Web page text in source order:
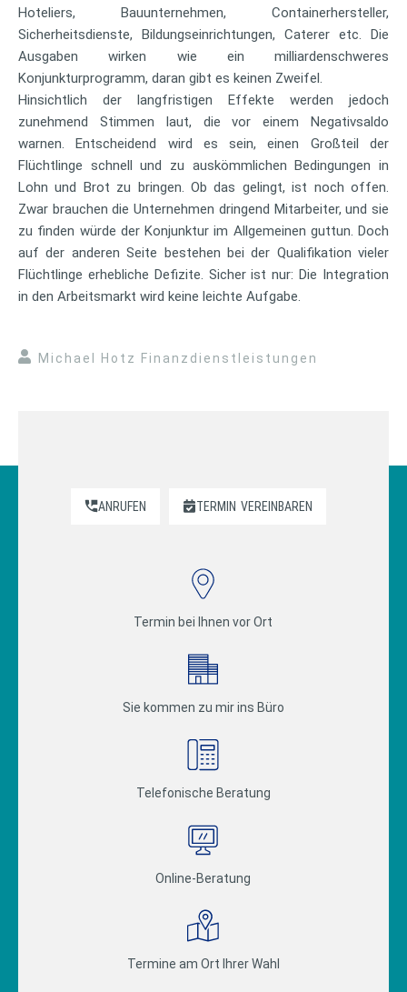
Hoteliers, Bauunternehmen, Containerhersteller,
Sicherheitsdienste, Bildungseinrichtungen, Caterer etc. Die
Ausgaben wirken wie ein milliardenschweres
Konjunkturprogramm, daran gibt es keinen Zweifel.
Hinsichtlich der langfristigen Effekte werden jedoch
zunehmend Stimmen laut, die vor einem Negativsaldo
warnen. Entscheidend wird es sein, einen Großteil der
Flüchtlinge schnell und zu auskömmlichen Bedingungen in
Lohn und Brot zu bringen. Ob das gelingt, ist noch offen.
Zwar brauchen die Unternehmen dringend Mitarbeiter, und sie
zu finden würde der Konjunktur im Allgemeinen guttun. Doch
auf der anderen Seite bestehen bei der Qualifikation vieler
Flüchtlinge erhebliche Defizite. Sicher ist nur: Die Integration
in den Arbeitsmarkt wird keine leichte Aufgabe.
Michael Hotz Finanzdienstleistungen
ANRUFEN TERMIN VEREINBAREN
Termin bei Ihnen vor Ort
Sie kommen zu mir ins Büro
Telefonische Beratung
Online-Beratung
Termine am Ort Ihrer Wahl